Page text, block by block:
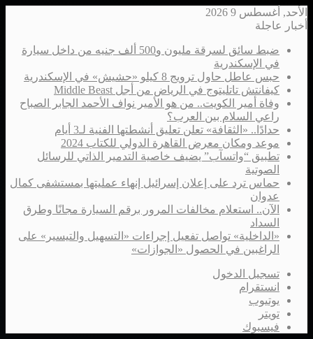
الأحد, أغسطس 9 2026
أخبار عاجلة
ضبط سائق لسرقة مليون و500 ألف جنيه من داخل سيارة
في الإسكندرية
حبس عاطل حاول ترويج 8 كيلو «حشيش» في الإسكندرية
كيفانتش تاتليتوج في الرياض من أجل Middle Beast
وفاة أمير الكويت.. من هو الأمير نواف الأحمد الجابر الصباح
راعي السلام بين العرب؟
حدادًا.. «الثقافة» تعلن تعليق أنشطتها الفنية لـ3 أيام
موعد ومكان معرض القاهرة الدولي للكتاب 2024
تطبيق “واتسآب” يضيف خاصية التدمير الذاتي للرسائل
الصوتية
حماس ترد على إعلان إسرائيل إنهاء عمليتها بمستشفى كمال
عدوان
الآن.. استعلام مخالفات المرور برقم السيارة مجانًا وطرق
السداد
«الداخلية» تواصل تفعيل إجراءات «التسهيل والتيسير» على
الراغبين في الحصول «الجوازات»
تسجيل الدخول
انستقرام
يوتيوب
تويتر
فيسبوك